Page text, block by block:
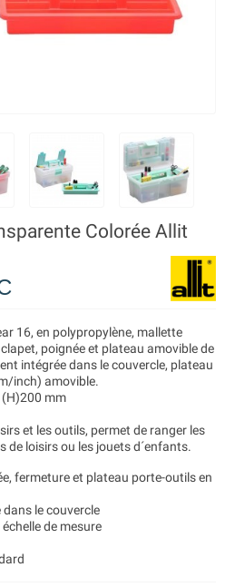
Colorée Allit
16, en polypropylène, mallette
poignée et plateau amovible de
intégrée dans le couvercle, plateau
inch) amovible.
(H)200 mm
et les outils, permet de ranger les
de loisirs ou les jouets d´enfants.
fermeture et plateau porte-outils en
le couvercle
de mesure